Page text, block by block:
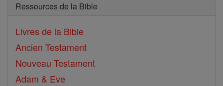
Ressources de la Bible
Livres de la Bible
Ancien Testament
Nouveau Testament
Adam & Eve